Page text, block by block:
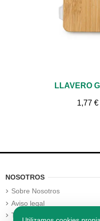
Vista
LLAVERO
1,77 €
NOSOTROS
Sobre Nosotros
Aviso legal
Términos y condiciones